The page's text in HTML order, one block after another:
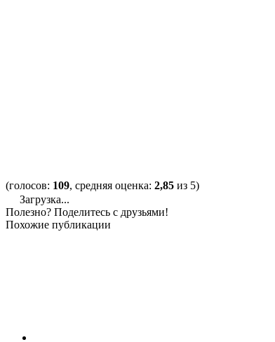
(голосов: 109, средняя оценка: 2,85 из 5)
Загрузка...
Полезно? Поделитесь с друзьями!
Похожие публикации